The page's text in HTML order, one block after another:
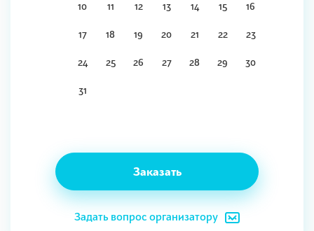
10 11 12 13 14 15 16
17 18 19 20 21 22 23
24 25 26 27 28 29 30
31
Заказать
Задать вопрос организатору